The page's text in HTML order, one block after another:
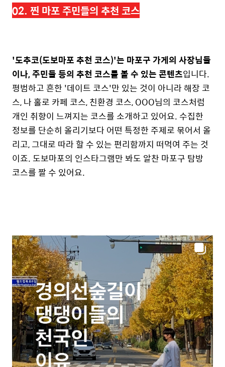
02. 찐 마포 주민들의 추천 코스
'도추코(도보마포 추천 코스)'는 마포구 가게의 사장님들
이나, 주민들 등의 추천 코스를 볼 수 있는 콘텐츠입니다.
평범하고 흔한 '데이트 코스'만 있는 것이 아니라 해장 코
스, 나 홀로 카페 코스, 친환경 코스, OOO님의 코스처럼
개인 취향이 느껴지는 코스를 소개하고 있어요. 수집한
정보를 단순히 올리기보다 어떤 특정한 주제로 묶어서 올
리고, 그대로 따라 할 수 있는 편리함까지 떠먹여 주는 것
이죠. 도보마포의 인스타그램만 봐도 알찬 마포구 탐방
코스를 짤 수 있어요.